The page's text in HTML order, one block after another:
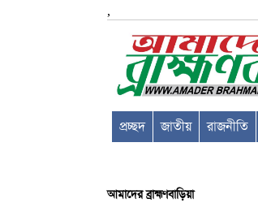
,
প্রচ্ছদ জাতীয় রাজনীতি
আমাদের ব্রাহ্মণবাড়িয়া